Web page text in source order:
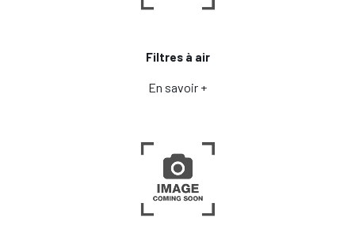
Filtres à air
En savoir +